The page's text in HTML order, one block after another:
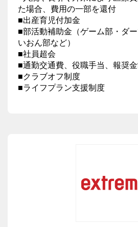
た場合、費用の一部を還付
■出産育児付加金
■部活動補助金（ゲーム部・ダ
いおん部など）
■社員超会
■通勤交通費、役職手当、報奨
■クラブオフ制度
■ライフプラン支援制度